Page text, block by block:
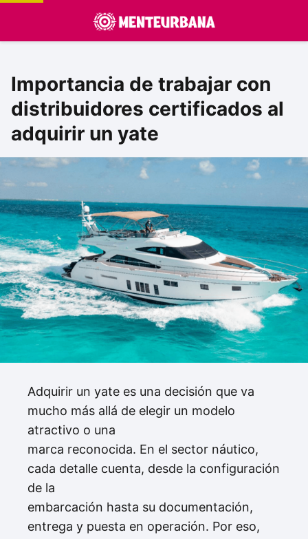
Importancia de trabajar con
distribuidores certificados al
adquirir un yate
Adquirir un yate es una decisión que va
mucho más allá de elegir un modelo
atractivo o una
marca reconocida. En el sector náutico,
cada detalle cuenta, desde la configuración
de la
embarcación hasta su documentación,
entrega y puesta en operación. Por eso,